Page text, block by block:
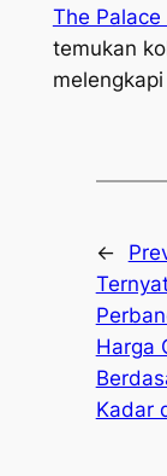
The
temukan
←
Harga
Kadar